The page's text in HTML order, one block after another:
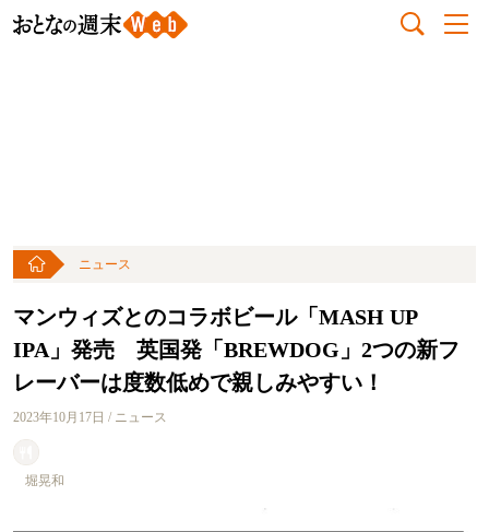
ニュース
マンウィズとのコラボビール「MASH UP
IPA」発売 英国発「BREWDOG」2つの新フ
レーバーは度数低めで親しみやすい！
2023年10月17日 / ニュース
堀晃和